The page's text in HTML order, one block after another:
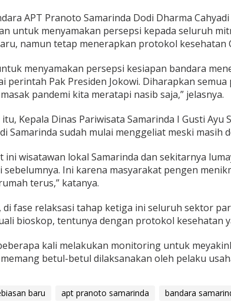
APT Pranoto Samarinda Dodi Dharma
untuk menyamakan persepsi kepada seluruh
namun tetap menerapkan protokol kesehatan
menyamakan persepsi kesiapan bandara
perintah Pak Presiden Jokowi. Diharapkan
pandemi kita meratapi nasib saja,” jelasnya.
Kepala Dinas Pariwisata Samarinda I Gusti Ayu
Samarinda sudah mulai menggeliat meski masih
ini wisatawan lokal Samarinda dan sekitarnya
sebelumnya. Ini karena masyarakat pengen
terus,” katanya.
di fase relaksasi tahap ketiga ini seluruh sektor
bioskop, tentunya dengan protokol kesehatan
kali melakukan monitoring untuk
betul-betul dilaksanakan oleh pelaku
baru apt pranoto samarinda bandara